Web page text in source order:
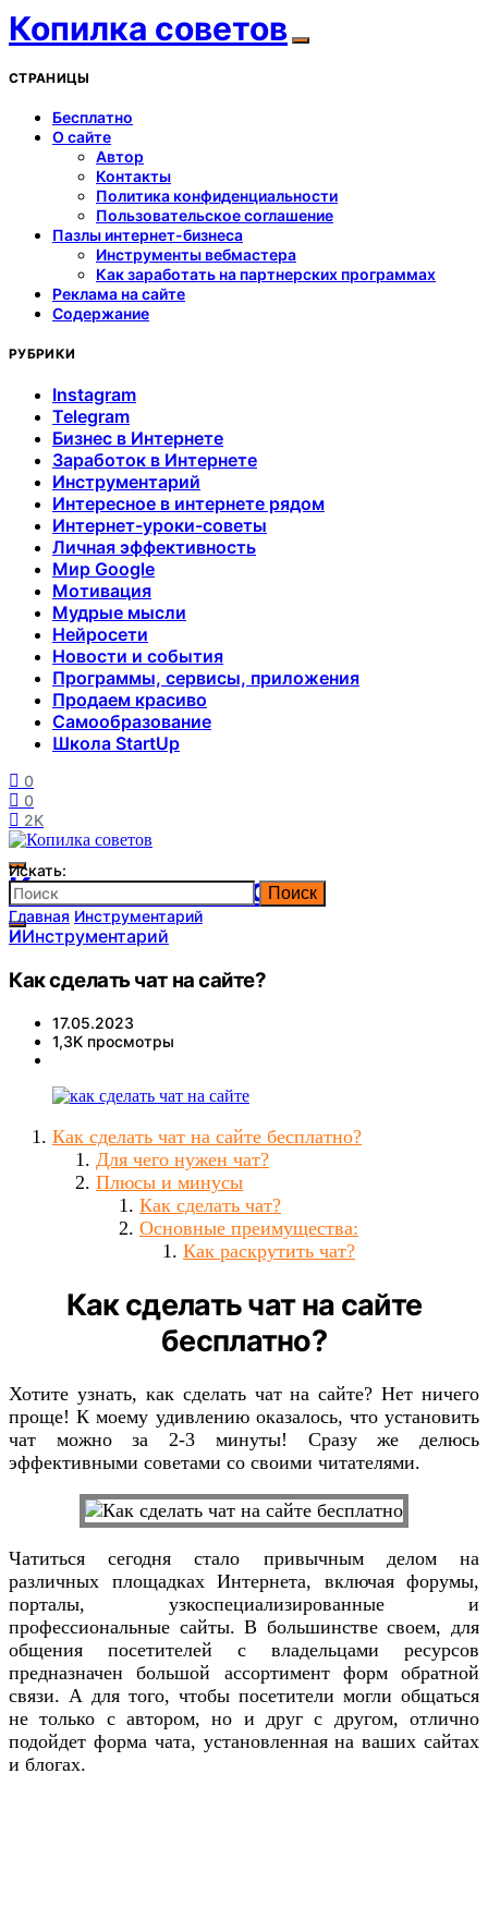
Копилка советов
СТРАНИЦЫ
Бесплатно
О сайте
Автор
Контакты
Политика конфиденциальности
Пользовательское соглашение
Пазлы интернет-бизнеса
Инструменты вебмастера
Как заработать на партнерских программах
Реклама на сайте
Содержание
РУБРИКИ
Instagram
Telegram
Бизнес в Интернете
Заработок в Интернете
Инструментарий
Интересное в интернете рядом
Интернет-уроки-советы
Личная эффективность
Мир Google
Мотивация
Мудрые мысли
Нейросети
Новости и события
Программы, сервисы, приложения
Продаем красиво
Самообразование
Школа StartUp
0
0
2K
Копилка советов
Искать:
Поиск
Главная Инструментарий
ИИнструментарий
Как сделать чат на сайте?
17.05.2023
1,3K просмотры
Как сделать чат на сайте бесплатно?
Для чего нужен чат?
Плюсы и минусы
Как сделать чат?
Основные преимущества:
Как раскрутить чат?
Как сделать чат на сайте
бесплатно?
Хотите узнать, как сделать чат на сайте? Нет ничего
проще! К моему удивлению оказалось, что установить
чат можно за 2-3 минуты! Сразу же делюсь
эффективными советами со своими читателями.
Чатиться сегодня стало привычным делом на
различных площадках Интернета, включая форумы,
порталы, узкоспециализированные и
профессиональные сайты. В большинстве своем, для
общения посетителей с владельцами ресурсов
предназначен большой ассортимент форм обратной
связи. А для того, чтобы посетители могли общаться
не только с автором, но и друг с другом, отлично
подойдет форма чата, установленная на ваших сайтах
и блогах.